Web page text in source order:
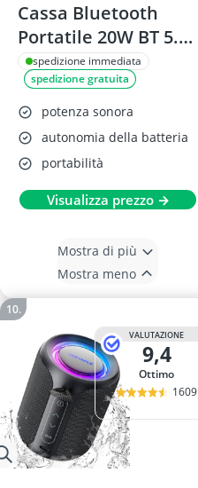
Cassa Bluetooth
Portatile 20W BT 5.4
con 2 Driver, Display
Digitale, 7RGB, TF,
TWS
spedizione immediata
spedizione gratuita
potenza sonora
autonomia della batteria
portabilità
Visualizza prezzo →
Mostra di più
Mostra meno
VALUTAZIONE
9,4
Ottimo
1609